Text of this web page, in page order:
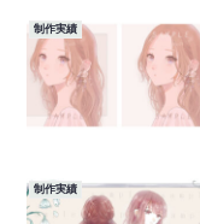
制作実績
制作実績